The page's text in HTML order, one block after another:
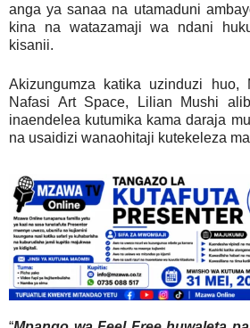
anga ya sanaa na utamaduni
kina na watazamaji wa ndani
kisanii.
Akizungumza katika uzinduzi huo,
Nafasi Art Space, Lilian Mushi
inaendelea kutumika kama daraja
na usaidizi wanaohitaji kutekeleza